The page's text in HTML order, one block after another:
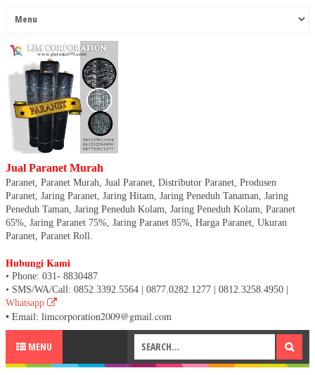
Jual Paranet Murah
Paranet, Paranet Murah, Jual Paranet, Distributor Paranet, Produsen
Paranet, Jaring Paranet, Jaring Hitam, Jaring Peneduh Tanaman, Jaring
Peneduh Taman, Jaring Peneduh Kolam, Jaring Peneduh Kolam, Paranet
65%, Jaring Paranet 75%, Jaring Paranet 85%, Harga Paranet, Ukuran
Paranet, Paranet Roll.
Hubungi Kami
• Phone: 031- 8830487
• SMS/WA/Call: 0852.3392.5564 | 0877.0282.1277 | 0812.3258.4950 |
Whatsapp
• Email: limcorporation2009@gmail.com
MENU